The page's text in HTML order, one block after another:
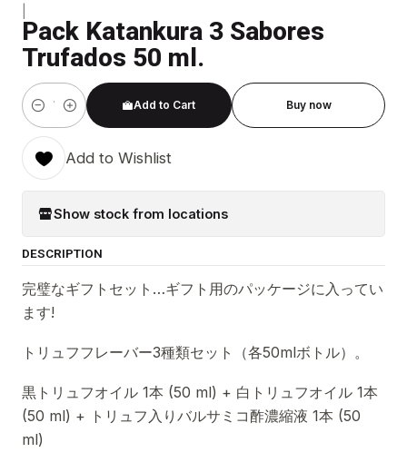
Pack Katankura 3 Sabores
Trufados 50 ml.
Quantity
Add to Cart Buy now
Add to Wishlist
Show stock from locations
DESCRIPTION
完璧なギフトセット…ギフト用のパッケージに入ってい
ます!
トリュフフレーバー3種類セット（各50mlボトル）。
黒トリュフオイル 1本 (50 ml) + 白トリュフオイル 1本
(50 ml) + トリュフ入りバルサミコ酢濃縮液 1本 (50
ml)